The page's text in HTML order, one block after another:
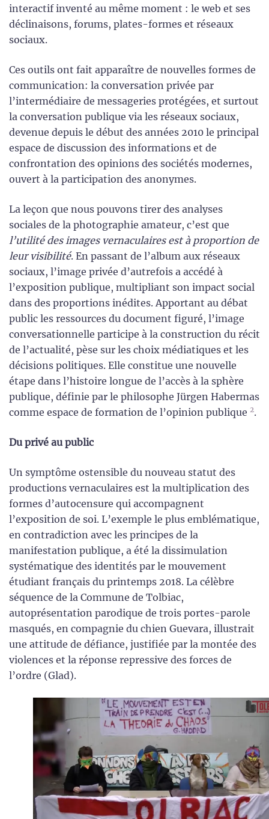
interactif inventé au même moment : le web et ses
déclinaisons, forums, plates-formes et réseaux
sociaux.
Ces outils ont fait apparaître de nouvelles formes de
communication: la conversation privée par
l’intermédiaire de messageries protégées, et surtout
la conversation publique via les réseaux sociaux,
devenue depuis le début des années 2010 le principal
espace de discussion des informations et de
confrontation des opinions des sociétés modernes,
ouvert à la participation des anonymes.
La leçon que nous pouvons tirer des analyses
sociales de la photographie amateur, c’est que
l’utilité des images vernaculaires est à proportion de
leur visibilité. En passant de l’album aux réseaux
sociaux, l’image privée d’autrefois a accédé à
l’exposition publique, multipliant son impact social
dans des proportions inédites. Apportant au débat
public les ressources du document figuré, l’image
conversationnelle participe à la construction du récit
de l’actualité, pèse sur les choix médiatiques et les
décisions politiques. Elle constitue une nouvelle
étape dans l’histoire longue de l’accès à la sphère
publique, définie par le philosophe Jürgen Habermas
comme espace de formation de l’opinion publique 2.
Du privé au public
Un symptôme ostensible du nouveau statut des
productions vernaculaires est la multiplication des
formes d’autocensure qui accompagnent
l’exposition de soi. L’exemple le plus emblématique,
en contradiction avec les principes de la
manifestation publique, a été la dissimulation
systématique des identités par le mouvement
étudiant français du printemps 2018. La célèbre
séquence de la Commune de Tolbiac,
autoprésentation parodique de trois portes-parole
masqués, en compagnie du chien Guevara, illustrait
une attitude de défiance, justifiée par la montée des
violences et la réponse repressive des forces de
l’ordre (Glad).